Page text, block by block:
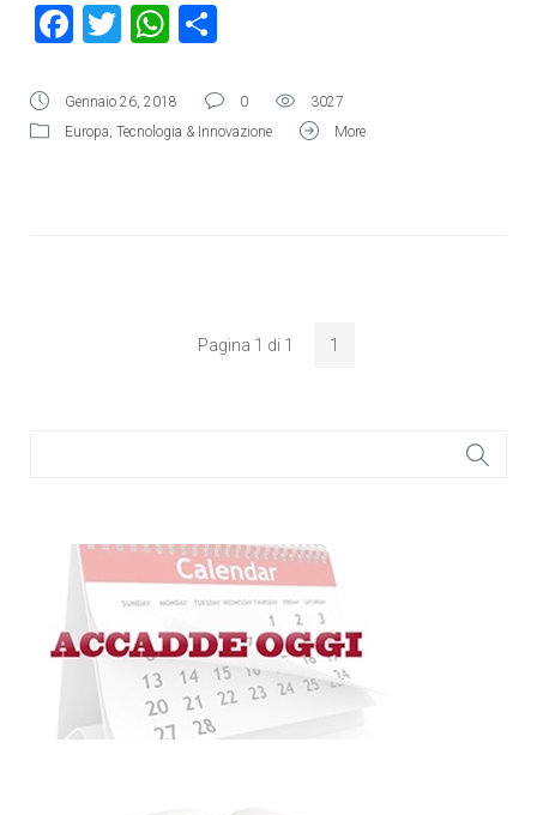
Facebook
TwitterWhatsApp
Gennaio 26, 2018 0
3027
Europa, Tecnologia & Innovazione More
Pagina 1 di 1 1